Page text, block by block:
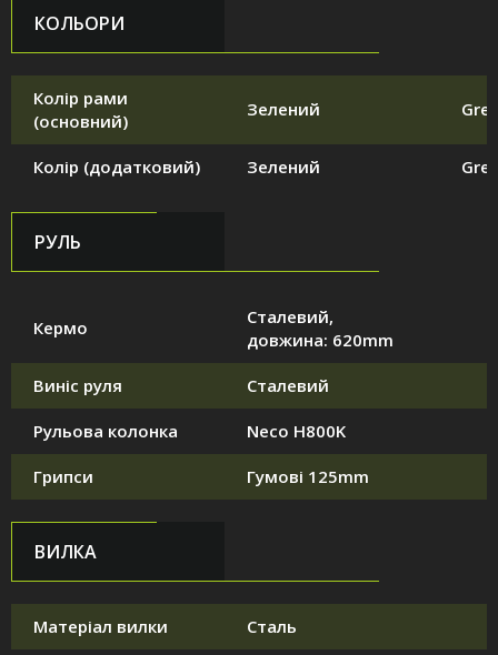
КОЛЬОРИ
Колір рами
(основний)
Зелений
Колір (додатковий) Зелений
РУЛЬ
Кермо
Сталевий,
довжина: 620mm
Виніс руля Сталевий
Рульова колонка Neco H800K
Грипси Гумові 125mm
ВИЛКА
Матеріал вилки Сталь